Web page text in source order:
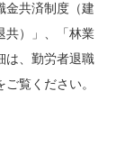
金共済制度（建
共）」、「林業
は、勤労者退職
覧ください。